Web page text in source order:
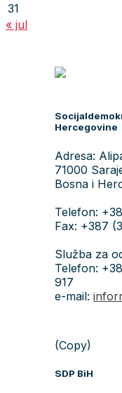
31
« jul
Hercegovine
Adresa:
71000
Bosna i
Telefon:
Fax: +387
Služba za
Telefon:
917
e-mail:
(Copy)
SDP BiH